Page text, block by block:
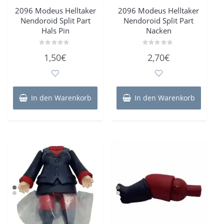
2096 Modeus Helltaker
Nendoroid Split Part
Hals Pin
mit1,50€
In den Warenkorb
2096 Modeus Helltaker
Nendoroid Split Part
Nacken
mit2,70€
In den Warenkorb